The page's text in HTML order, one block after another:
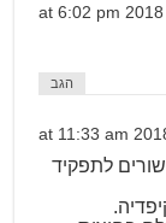
הגב
לתפקיד